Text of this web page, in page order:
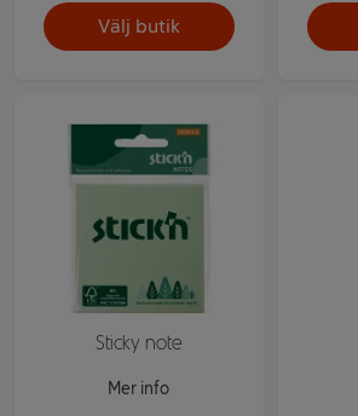
Välj butik
Sticky note
Mer info